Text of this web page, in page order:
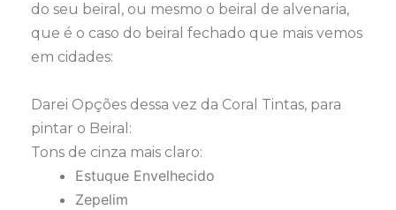
do seu beiral, ou mesmo o beiral de alvenaria,
que é o caso do beiral fechado que mais vemos
em cidades:
Darei Opções dessa vez da Coral Tintas, para
pintar o Beiral:
Tons de cinza mais claro:
Estuque Envelhecido
Zepelim